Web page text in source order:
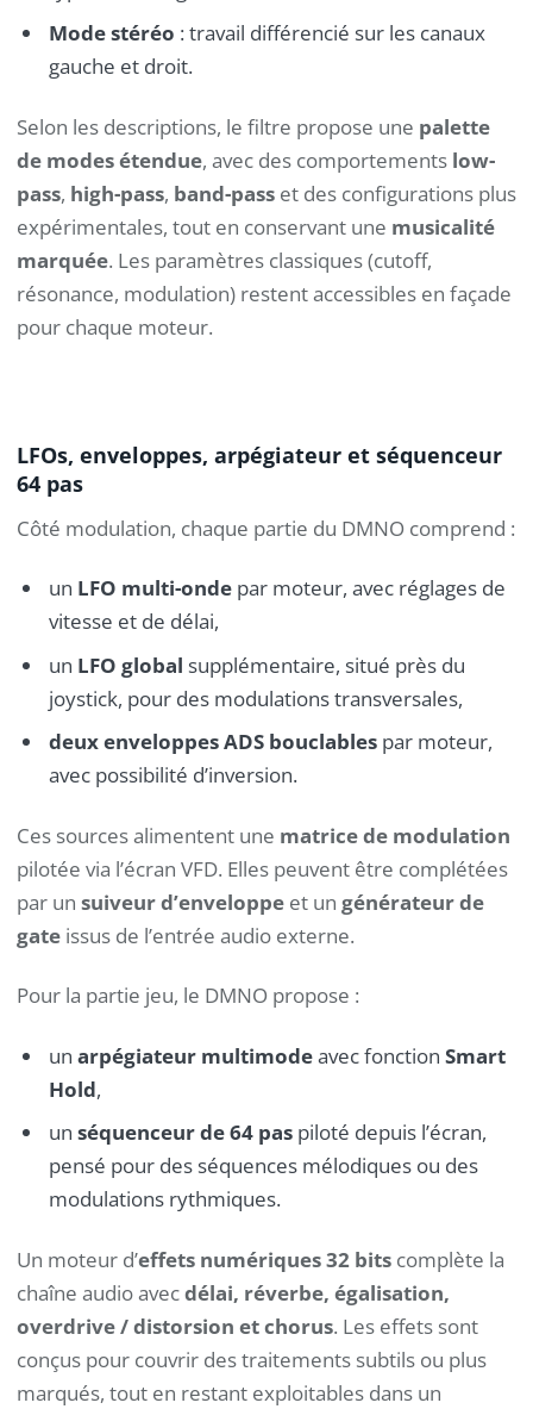
Mode stéréo : travail différencié sur les canaux
gauche et droit.
Selon les descriptions, le filtre propose une palette
de modes étendue, avec des comportements low-
pass, high-pass, band-pass et des configurations plus
expérimentales, tout en conservant une musicalité
marquée. Les paramètres classiques (cutoff,
résonance, modulation) restent accessibles en façade
pour chaque moteur.
LFOs, enveloppes, arpégiateur et séquenceur
64 pas
Côté modulation, chaque partie du DMNO comprend :
un LFO multi-ondepar moteur, avec réglages de
vitesse et de délai,
un LFO global supplémentaire, situé près du
joystick, pour des modulations transversales,
deux enveloppes ADS bouclablespar moteur,
avec possibilité d’inversion.
Ces sources alimentent une matrice de modulation
pilotée via l’écran VFD. Elles peuvent être complétées
par un suiveur d’enveloppe et un générateur de
gate issus de l’entrée audio externe.
Pour la partie jeu, le DMNO propose :
un arpégiateur multimodeavec fonction Smart
Hold,
un séquenceur de 64 paspiloté depuis l’écran,
pensé pour des séquences mélodiques ou des
modulations rythmiques.
Un moteur d’effets numériques 32 bits complète la
chaîne audio avecdélai, réverbe, égalisation,
overdrive / distorsion et chorus. Les effets sont
conçus pour couvrir des traitements subtils ou plus
marqués, tout en restant exploitables dans un